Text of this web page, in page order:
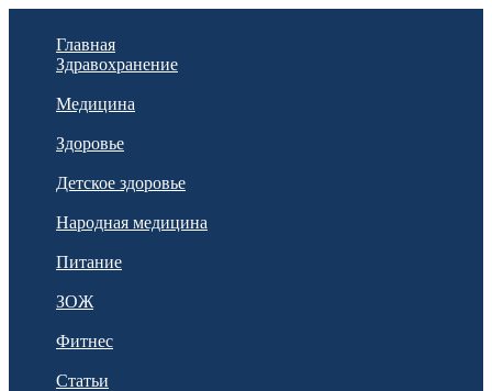
Главная
Здравохранение
Медицина
Здоровье
Детское здоровье
Народная медицина
Питание
ЗОЖ
Фитнес
Статьи